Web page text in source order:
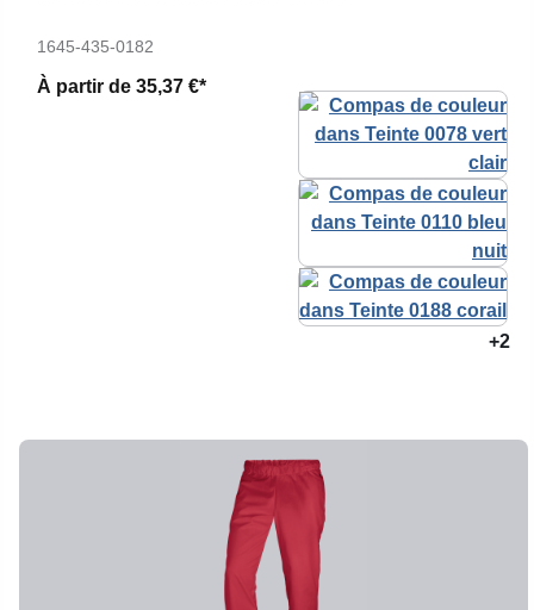
1645-435-0182
À partir de 35,37 €*
+2